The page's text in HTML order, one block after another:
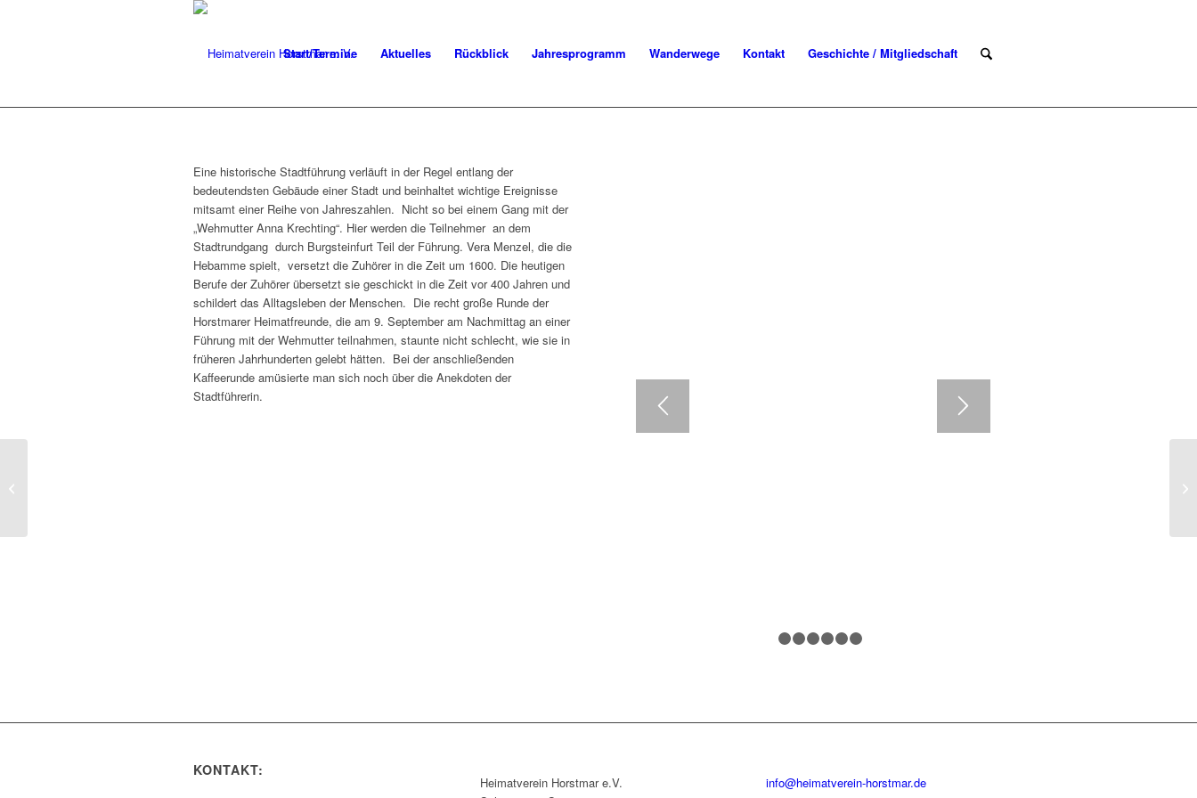
Start/Termine Aktuelles Rückblick Jahresprogramm Wanderwege Kontakt Geschichte / Mitgliedschaft
Eine historische Stadtführung verläuft in der Regel entlang der
bedeutendsten Gebäude einer Stadt und beinhaltet wichtige Ereignisse
mitsamt einer Reihe von Jahreszahlen. Nicht so bei einem Gang mit der
„Wehmutter Anna Krechting“. Hier werden die Teilnehmer an dem
Stadtrundgang durch Burgsteinfurt Teil der Führung. Vera Menzel, die die
Hebamme spielt, versetzt die Zuhörer in die Zeit um 1600. Die heutigen
Berufe der Zuhörer übersetzt sie geschickt in die Zeit vor 400 Jahren und
schildert das Alltagsleben der Menschen. Die recht große Runde der
Horstmarer Heimatfreunde, die am 9. September am Nachmittag an einer
Führung mit der Wehmutter teilnahmen, staunte nicht schlecht, wie sie in
früheren Jahrhunderten gelebt hätten. Bei der anschließenden
Kaffeerunde amüsierte man sich noch über die Anekdoten der
Stadtführerin.
1
KONTAKT:
Heimatverein Horstmar e.V.
info@heimatverein-horstmar.de